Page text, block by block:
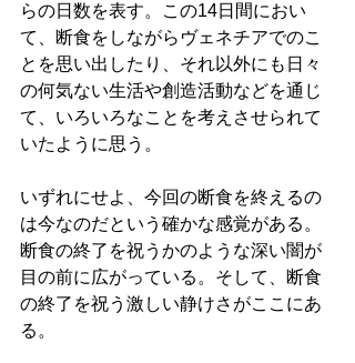
らの日数を表す。この14日間におい
て、断食をしながらヴェネチアでのこ
とを思い出したり、それ以外にも日々
の何気ない生活や創造活動などを通じ
て、いろいろなことを考えさせられて
いたように思う。
いずれにせよ、今回の断食を終えるの
は今なのだという確かな感覚がある。
断食の終了を祝うかのような深い闇が
目の前に広がっている。そして、断食
の終了を祝う激しい静けさがここにあ
る。